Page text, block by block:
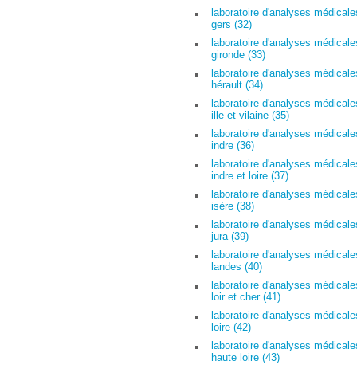
laboratoire d'analyses
gers (32)
laboratoire d'analyses
gironde (33)
laboratoire d'analyses
hérault (34)
laboratoire d'analyses
ille et vilaine (35)
laboratoire d'analyses
indre (36)
laboratoire d'analyses
indre et loire (37)
laboratoire d'analyses
isère (38)
laboratoire d'analyses
jura (39)
laboratoire d'analyses
landes (40)
laboratoire d'analyses
loir et cher (41)
laboratoire d'analyses
loire (42)
laboratoire d'analyses
haute loire (43)